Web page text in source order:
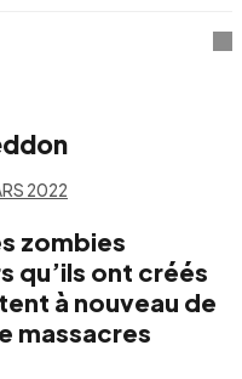
2022
zombies
qu’ils ont créés
à nouveau de
massacres